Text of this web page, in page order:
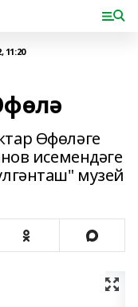
11:20
Өфөләге
исемендәге
музей